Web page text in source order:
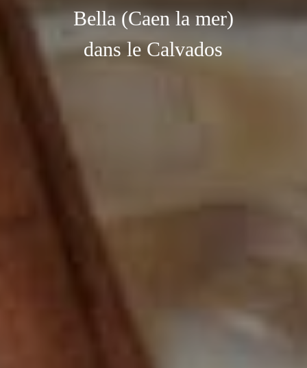
Bella (Caen la mer)
dans le Calvados